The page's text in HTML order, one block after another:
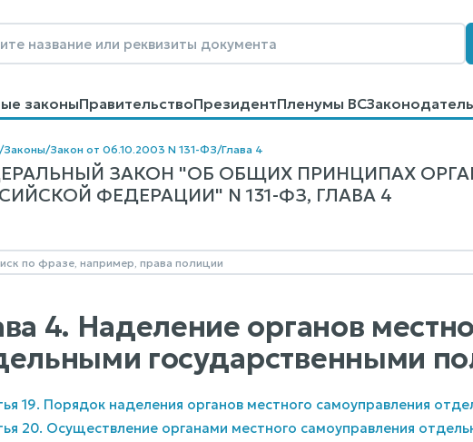
законыПравительствоПрезидентПленумы ВС
Образцы договоровКонтактыПомощьПоиск
/Законы/Закон от 06.10.2003 N 131-ФЗ/Глава 4
ЗАКОН "ОБ ОБЩИХ ПРИНЦИПАХ
ФЕДЕРАЦИИ" N 131-ФЗ, ГЛАВА 4
4. Наделение органов
государственными
19. Порядок наделения органов местного самоуправления
20. Осуществление органами местного самоуправления